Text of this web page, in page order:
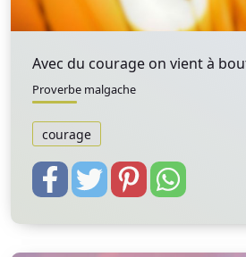
Avec du courage on vient à
Proverbe malgache
courage